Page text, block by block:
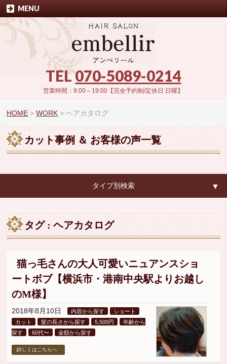
TEL070-5089-0214
営業時間：9:00～19:00【完全予約制/定休日:日曜】
MENU
HOME >WORK >ヘアカタログ
カット事例 ＆ お客様の声一覧
タイプ別検索 ▼
▼
タグ : ヘアカタログ
猫っ毛さんの大人可愛いニュアンスショ
ートボブ【横浜市・港南中央駅よりお越し
のM様】
2018年8月10日 内容から探す
ショート
カット
髪の長さから探す 5,500円
年齢から
探す
60代〜 金額から探す
詳しくはこちらへ